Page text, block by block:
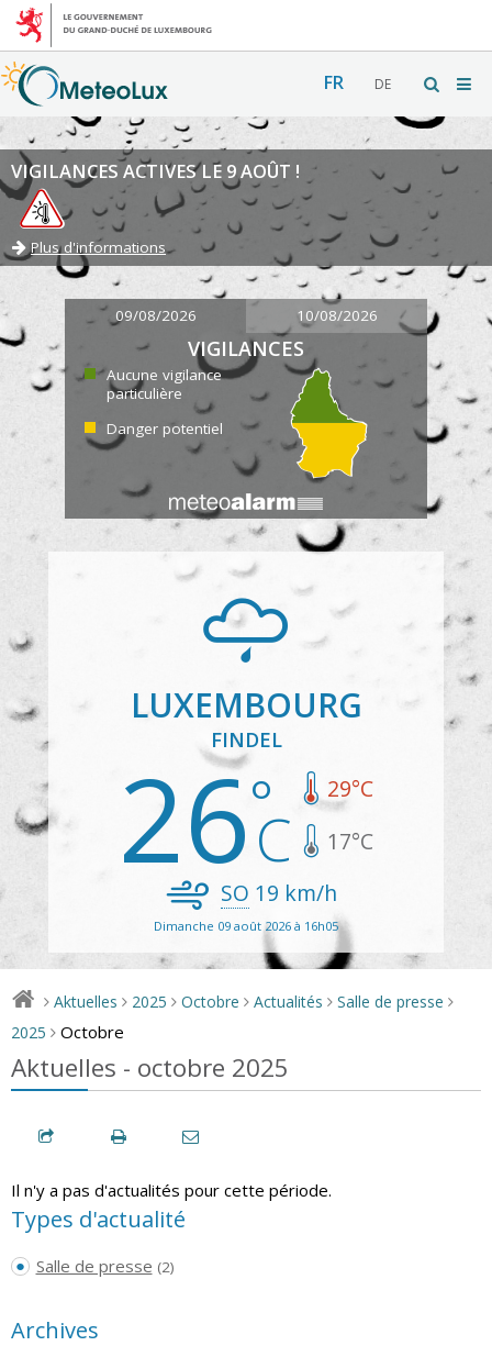
FR DE
VIGILANCES ACTIVES LE 9 AOÛT !
Plus d'informations
09/08/2026 10/08/2026
VIGILANCES
Aucune vigilance
particulière
Danger potentiel
LUXEMBOURG
FINDEL
26 29°C
17°C
SO 19 km/h
Dimanche 09 août 2026 à 16h05
> Aktuelles > 2025 > Octobre > Actualités > Salle de presse >
2025 > Octobre
Aktuelles - octobre 2025
Il n'y a pas d'actualités pour cette période.
Types d'actualité
Salle de presse (2)
Archives